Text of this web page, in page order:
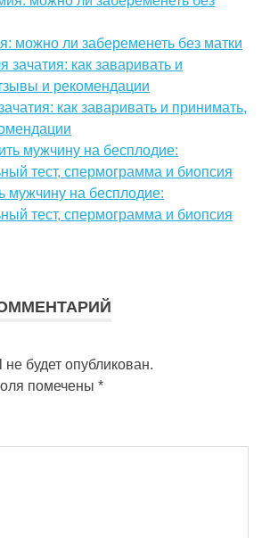
можно ли забеременеть без матки
как заваривать и принимать,
мужчину на бесплодие:
тест, спермограмма и биопсия
будет опубликован.
помечены *